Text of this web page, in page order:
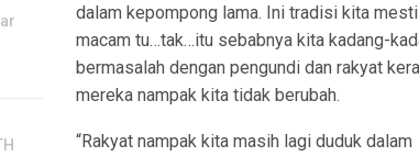
dalam kepompong lama. Ini tradisi kita
macam tu…tak…itu sebabnya kita kadang-
bermasalah dengan pengundi dan rakyat
mereka nampak kita tidak berubah.
“Rakyat nampak kita masih lagi duduk dalam